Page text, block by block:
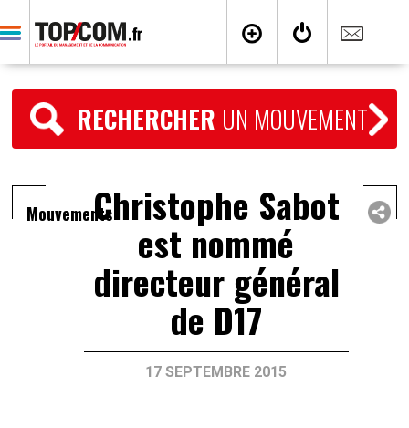
RECHERCHER UN MOUVEMENT
MouvementsChristophe Sabot
est nommé
directeur général
de D17
17 SEPTEMBRE 2015